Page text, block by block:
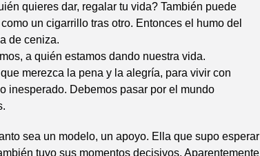
quieres dar, regalar tu vida? También puede
un cigarrillo tras otro. Entonces el humo del
de ceniza.
a quién estamos dando nuestra vida.
merezca la pena y la alegría, para vivir con
inesperado. Debemos pasar por el mundo
sea un modelo, un apoyo. Ella que supo esperar
tuvo sus momentos decisivos. Aparentemente